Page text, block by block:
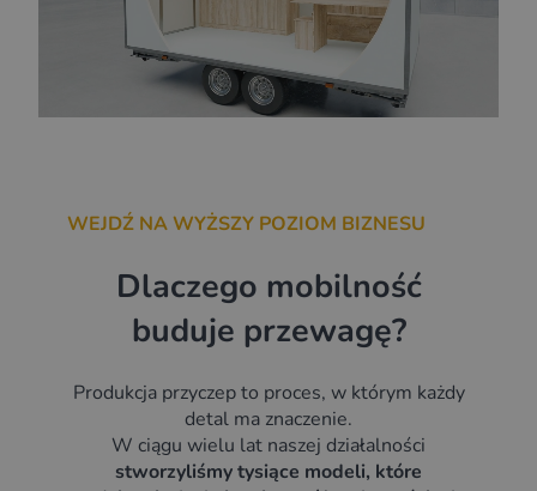
WEJDŹ NA WYŻSZY POZIOM BIZNESU
Dlaczego mobilność
buduje przewagę?
Produkcja przyczep to proces, w którym każdy
detal ma znaczenie.
W ciągu wielu lat naszej działalności
stworzyliśmy tysiące modeli, które